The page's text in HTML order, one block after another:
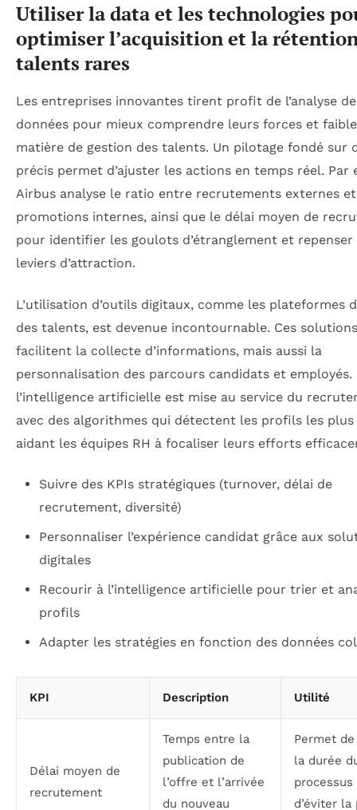
Utiliser la data et les technologies
optimiser l’acquisition et la
talents rares
Les entreprises innovantes tirent profit de l’analyse
données pour mieux comprendre leurs forces et
matière de gestion des talents. Un pilotage fondé sur
précis permet d’ajuster les actions en temps réel. Par
Airbus analyse le ratio entre recrutements externes et
promotions internes, ainsi que le délai moyen de
pour identifier les goulots d’étranglement et repenser
leviers d’attraction.
L’utilisation d’outils digitaux, comme les plateformes
des talents, est devenue incontournable. Ces solutions
facilitent la collecte d’informations, mais aussi la
personnalisation des parcours candidats et employés.
l’intelligence artificielle est mise au service du
avec des algorithmes qui détectent les profils les plus
aidant les équipes RH à focaliser leurs efforts
Suivre des KPIs stratégiques (turnover, délai de
recrutement, diversité)
Personnaliser l’expérience candidat grâce aux
digitales
Recourir à l’intelligence artificielle pour trier et
profils
Adapter les stratégies en fonction des données
KPI Description Utilité
Délai moyen de
recrutement
Temps entre la
publication de
l’offre et l’arrivée
du nouveau
Permet
la durée
processus
d’éviter la